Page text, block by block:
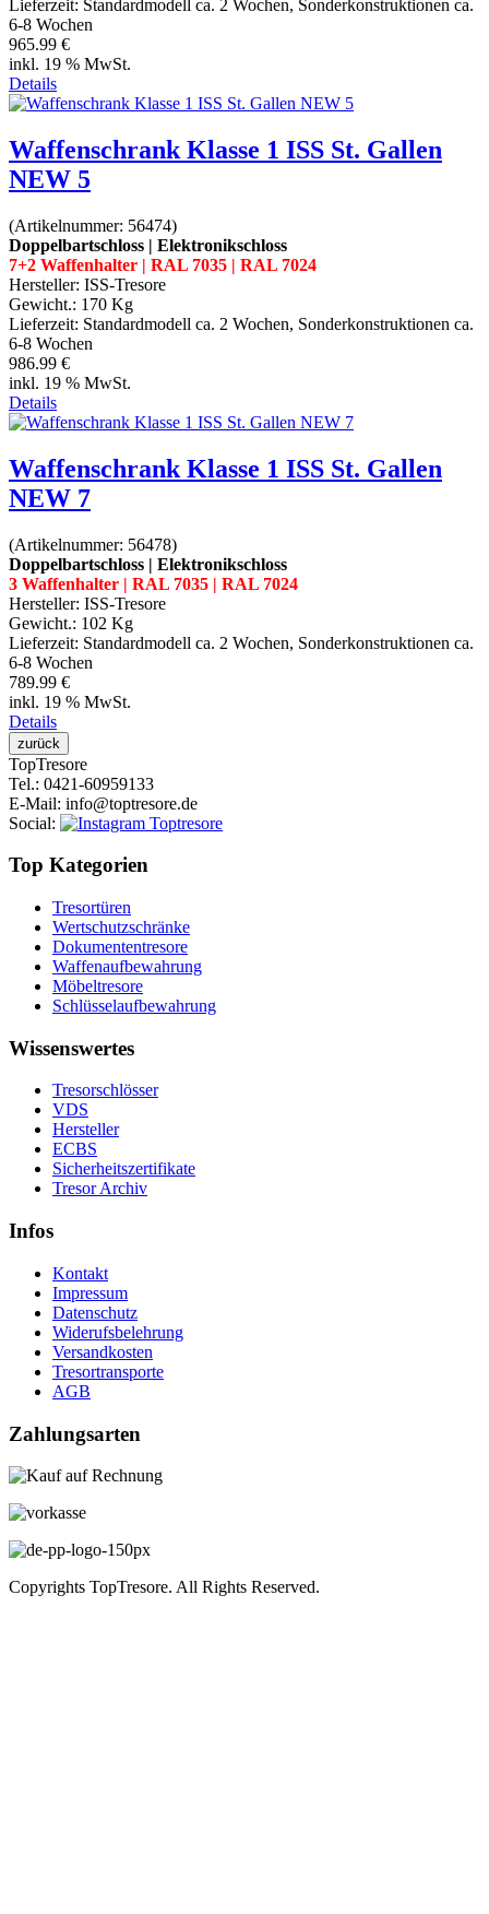
Lieferzeit: Standardmodell ca. 2 Wochen, Sonderkonstruktionen ca.
6-8 Wochen
965.99 €
inkl. 19 % MwSt.
Details
Waffenschrank Klasse 1 ISS St. Gallen
NEW 5
(Artikelnummer: 56474)
Doppelbartschloss | Elektronikschloss
7+2 Waffenhalter | RAL 7035 | RAL 7024
Hersteller: ISS-Tresore
Gewicht.: 170 Kg
Lieferzeit: Standardmodell ca. 2 Wochen, Sonderkonstruktionen ca.
6-8 Wochen
986.99 €
inkl. 19 % MwSt.
Details
Waffenschrank Klasse 1 ISS St. Gallen
NEW 7
(Artikelnummer: 56478)
Doppelbartschloss | Elektronikschloss
3 Waffenhalter | RAL 7035 | RAL 7024
Hersteller: ISS-Tresore
Gewicht.: 102 Kg
Lieferzeit: Standardmodell ca. 2 Wochen, Sonderkonstruktionen ca.
6-8 Wochen
789.99 €
inkl. 19 % MwSt.
Details
TopTresore
Tel.: 0421-60959133
E-Mail: info@toptresore.de
Social:
Top Kategorien
Tresortüren
Wertschutzschränke
Dokumententresore
Waffenaufbewahrung
Möbeltresore
Schlüsselaufbewahrung
Wissenswertes
Tresorschlösser
VDS
Hersteller
ECBS
Sicherheitszertifikate
Tresor Archiv
Infos
Kontakt
Impressum
Datenschutz
Widerufsbelehrung
Versandkosten
Tresortransporte
AGB
Zahlungsarten
Copyrights TopTresore. All Rights Reserved.